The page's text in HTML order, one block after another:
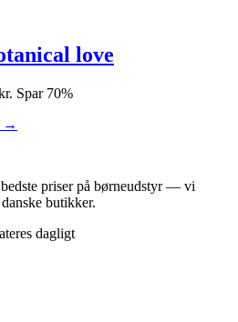
love
Spar 70%
→
priser på børneudstyr — vi
butikker.
dagligt